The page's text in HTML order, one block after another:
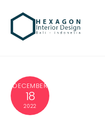
content
DECEMBER
18
2022